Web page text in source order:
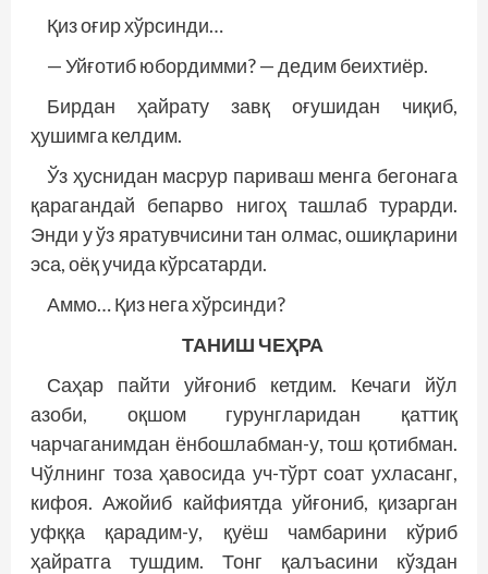
Қиз оғир хўрсинди…
— Уйғотиб юбордимми? — дедим беихтиёр.
Бирдан ҳайрату завқ оғушидан чиқиб,
ҳушимга келдим.
Ўз ҳуснидан масрур париваш менга бегонага
қарагандай бепарво нигоҳ ташлаб турарди.
Энди у ўз яратувчисини тан олмас, ошиқларини
эса, оёқ учида кўрсатарди.
Аммо… Қиз нега хўрсинди?
ТАНИШ ЧЕҲРА
Саҳар пайти уйғониб кетдим. Кечаги йўл
азоби, оқшом гурунгларидан қаттиқ
чарчаганимдан ёнбошлабман-у, тош қотибман.
Чўлнинг тоза ҳавосида уч-тўрт соат ухласанг,
кифоя. Ажойиб кайфиятда уйғониб, қизарган
уфққа қарадим-у, қуёш чамбарини кўриб
ҳайратга тушдим. Тонг қалъасини кўздан